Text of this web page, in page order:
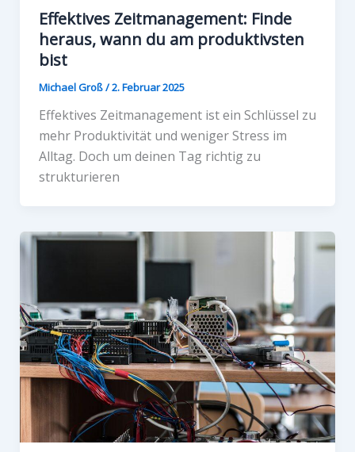
Effektives Zeitmanagement: Finde
heraus, wann du am produktivsten
bist
Michael Groß/2. Februar 2025
Effektives Zeitmanagement ist ein Schlüssel zu
mehr Produktivität und weniger Stress im
Alltag. Doch um deinen Tag richtig zu
strukturieren